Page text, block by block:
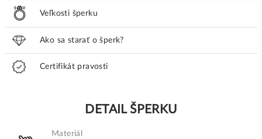
Veľkosti šperku
Ako sa starať o šperk?
Certifikát pravosti
DETAIL ŠPERKU
Materiál